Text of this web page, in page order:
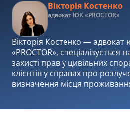
Вікторія Костенко
адвокат ЮК «PROCTOR»
Вікторія Костенко — адвокат
«PROCTOR», спеціалізується
захисті прав у цивільних
клієнтів у справах про
визначення місця